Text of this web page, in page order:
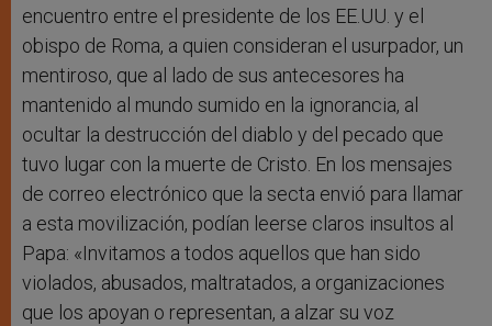
encuentro entre el presidente de los EE.UU. y el
obispo de Roma, a quien consideran el usurpador, un
mentiroso, que al lado de sus antecesores ha
mantenido al mundo sumido en la ignorancia, al
ocultar la destrucción del diablo y del pecado que
tuvo lugar con la muerte de Cristo. En los mensajes
de correo electrónico que la secta envió para llamar
a esta movilización, podían leerse claros insultos al
Papa: «Invitamos a todos aquellos que han sido
violados, abusados, maltratados, a organizaciones
que los apoyan o representan, a alzar su voz